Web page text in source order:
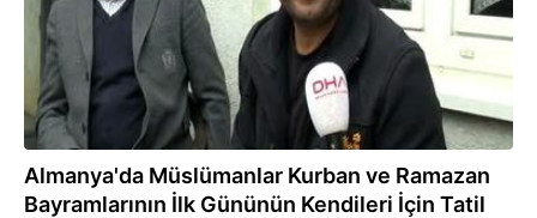
Almanya'da Müslümanlar Kurban ve Ramazan
Bayramlarının İlk Gününün Kendileri İçin Tatil